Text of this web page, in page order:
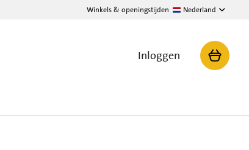
Winkels & openingstijden Nederland
Inloggen